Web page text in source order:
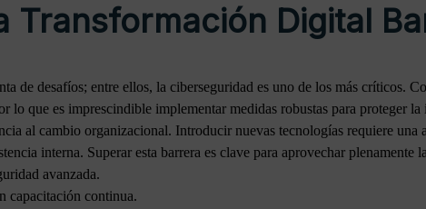
Transformación Digital
de desafíos; entre ellos, la ciberseguridad es uno de los más críticos.
lo que es imprescindible implementar medidas robustas para proteger
al cambio organizacional. Introducir nuevas tecnologías requiere
interna. Superar esta barrera es clave para aprovechar plenamente
avanzada.
capacitación continua.